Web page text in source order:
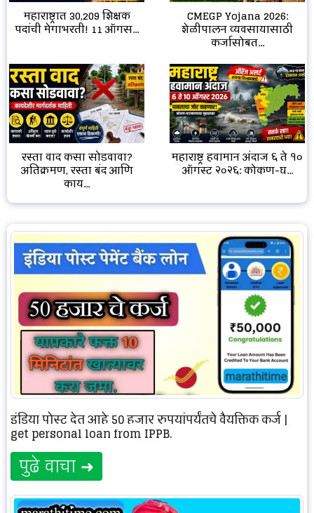
महाराष्ट्रात 30,209 शिक्षक
पदांची मेगाभरती! 11 ऑगस...
CMEGP Yojana 2026:
शेळीपालन व्यवसायासाठी
कर्जासोबत...
रस्ता वाद कसा सोडवावा?
अतिक्रमण, रस्ता बंद आणि
काय...
महाराष्ट्र हवामान अंदाज ६ ते १०
ऑगस्ट २०२६: कोकण-घ...
इंडिया पोस्ट देत आहे 50 हजार रुपयांपर्यंतचे वैयक्तिक कर्ज |
get personal loan from IPPB.
पुढे वाचा ➜